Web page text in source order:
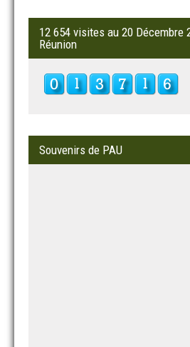
12 654 visites au 20 Décembre
Réunion
Souvenirs de PAU